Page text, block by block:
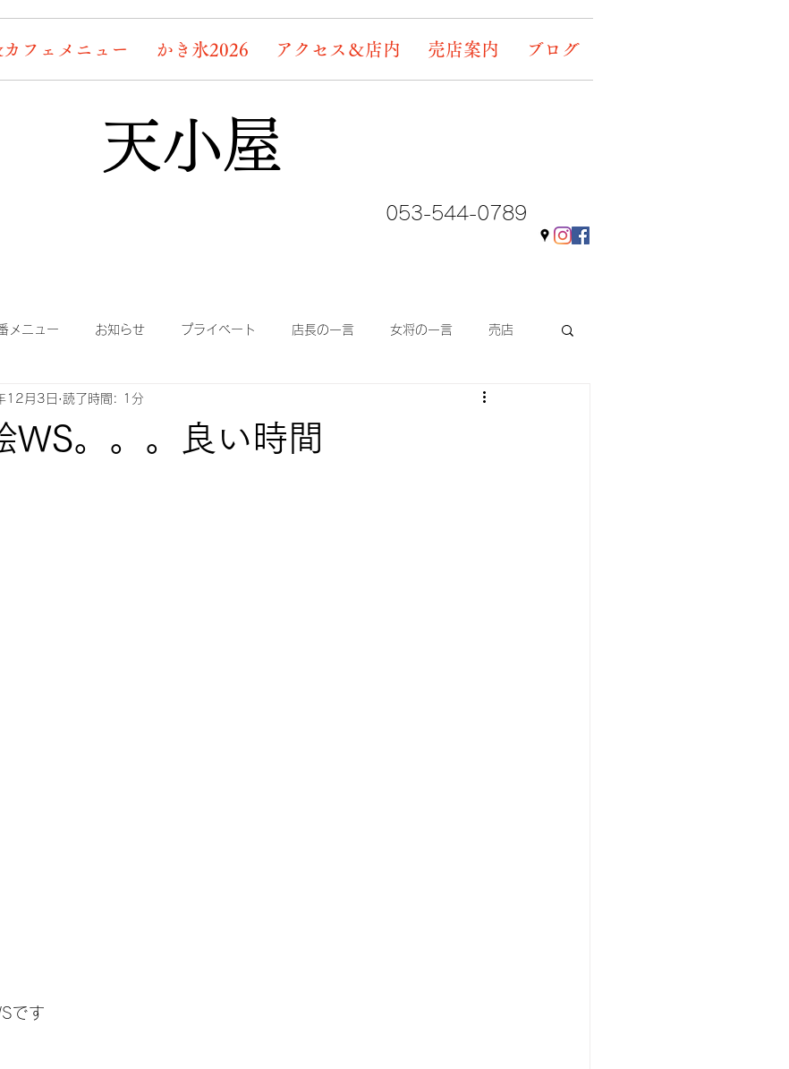
フェメニュー かき氷2026 アクセス＆店内 売店案内 ブログ
天小屋
053-544-0789
メニュー お知らせ プライベート 店長の一言 女将の一言 売店
まかない 蛍情報 ギャラリー&イベント
WS。。。良い時間
12月3日 読了時間: 1分
です